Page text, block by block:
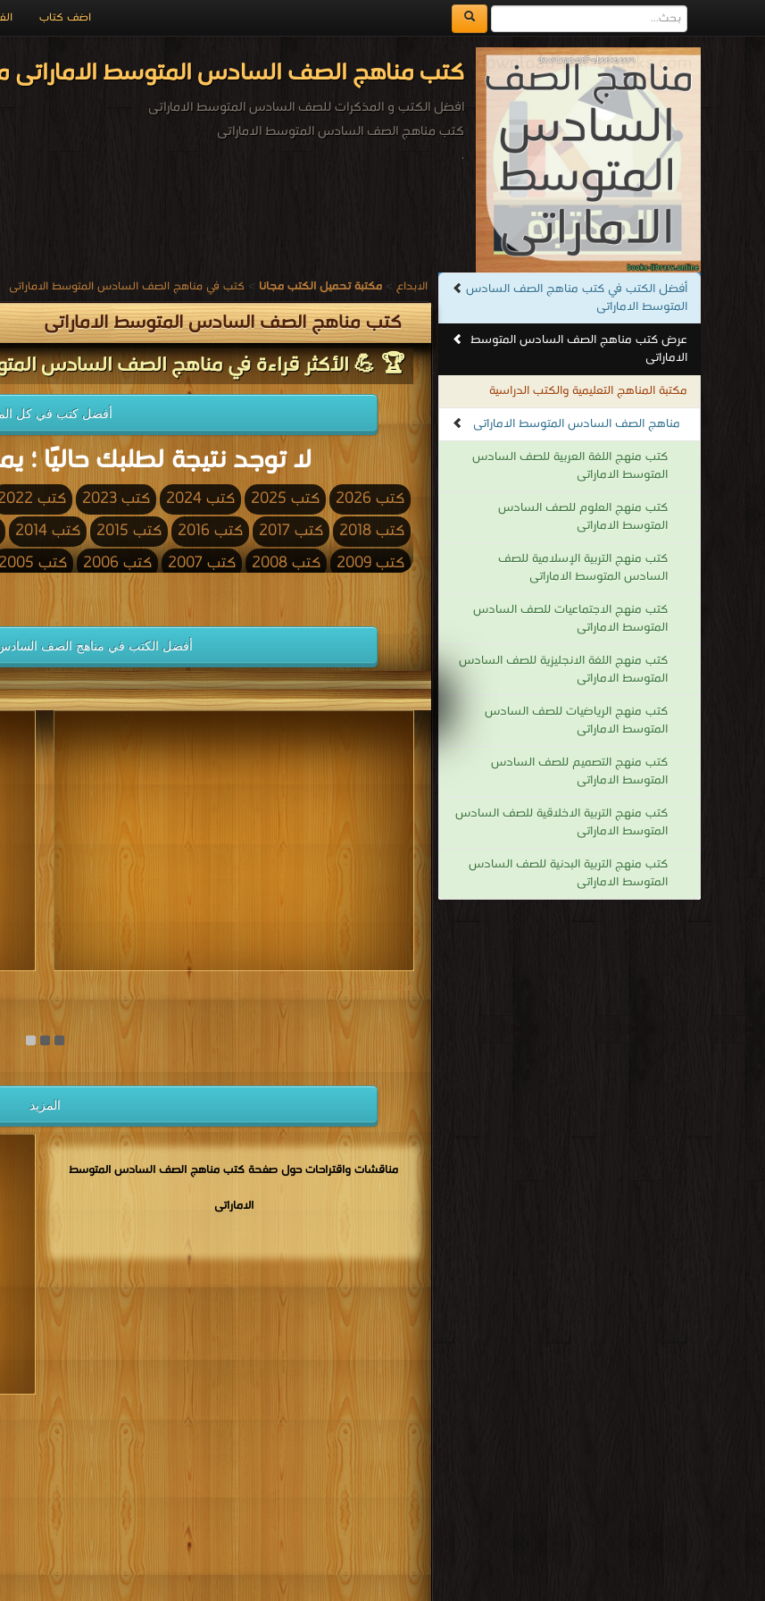
اضف كتاب
كتب مناهج الصف السادس المتوسط الاماراتى
افضل الكتب و المذكرات للصف السادس المتوسط الاماراتى
كتب مناهج الصف السادس المتوسط الاماراتى
.
أفضل الكتب في كتب مناهج الصف السادس
المتوسط الاماراتى
عرض كتب مناهج الصف السادس المتوسط
الاماراتى
مكتبة المناهج التعليمية والكتب الدراسية
مناهج الصف السادس المتوسط الاماراتى
كتب منهج اللغة العربية للصف السادس
المتوسط الاماراتى
كتب منهج العلوم للصف السادس
المتوسط الاماراتى
كتب منهج التربية الإسلامية للصف
السادس المتوسط الاماراتى
كتب منهج الاجتماعيات للصف السادس
المتوسط الاماراتى
كتب منهج اللغة الانجليزية للصف السادس
المتوسط الاماراتى
كتب منهج الرياضيات للصف السادس
المتوسط الاماراتى
كتب منهج التصميم للصف السادس
المتوسط الاماراتى
كتب منهج التربية الاخلاقية للصف السادس
المتوسط الاماراتى
كتب منهج التربية البدنية للصف السادس
المتوسط الاماراتى
الابداع > مكتبة تحميل الكتب مجانا > كتب في مناهج الصف السادس المتوسط الاماراتى
كتب مناهج الصف السادس المتوسط الاماراتى
🏆 💪 الأكثر قراءة في مناهج الصف السادس
أفضل كتب في كل
لا توجد نتيجة لطلبك حاليًا ؛
كتب 2026 كتب 2025 كتب 2024 كتب 2023 كتب 2022
كتب 2018
كتب 2017 كتب 2016 كتب 2015 كتب 2014
كتب 2009
كتب 2008 كتب 2007 كتب 2006 كتب 2005
كتب 2001
كتب 1998 كتب 1997
كتب 1992
كتب 1991 كتب 1990 كتب 1989 كتب 1988
كتب 1983
كتب 1982 كتب 1981 كتب 1980 كتب 1979
كتب 1974
كتب 1973 كتب 1972 كتب 1971 كتب 1970
كتب 1961
كتب 1956
كتب 1955 كتب 1954 كتب 1953 كتب 1952
كتب 1926 كتب 1925
أفضل الكتب في مناهج الصف السادس
مكتبة تحميل الكتب مجانا
المزيد
مناقشات واقتراحات حول صفحة كتب مناهج الصف السادس المتوسط
الاماراتى